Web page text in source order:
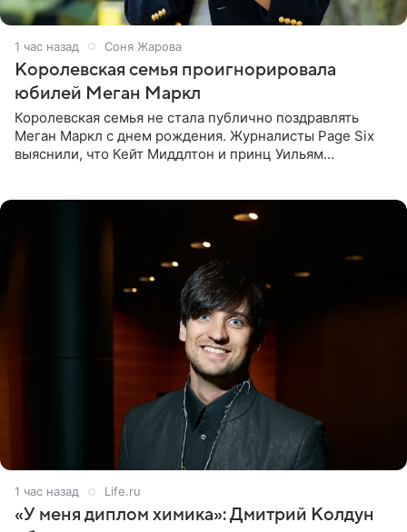
1 час назад Соня Жарова
Королевская семья проигнорировала
юбилей Меган Маркл
Королевская семья не стала публично поздравлять
Меган Маркл с днем рождения. Журналисты Page Six
выяснили, что Кейт Миддлтон и принц Уильям
1 час назад Life.ru
«У меня диплом химика»: Дмитрий Колдун